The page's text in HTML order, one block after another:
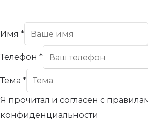
Имя *
Телефон *
Тема *
Я прочитал и согласен с
конфиденциальности